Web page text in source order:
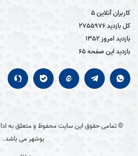
کاربران آنلاین5
کل بازدید2755976
بازدید امروز1352
بازدید این صفحه65
© تمامی حقوق این سایت محفوظ و متعلق به
بوشهر می باشد.